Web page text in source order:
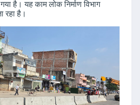
है। यह काम लोक निर्माण विभाग
रहा है।